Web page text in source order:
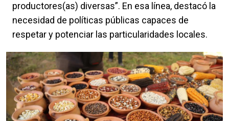
productores(as) diversas”. En esa línea, destacó la
necesidad de políticas públicas capaces de
respetar y potenciar las particularidades locales.